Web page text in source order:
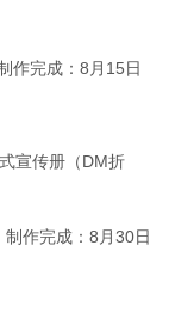
作完成：8月15日
宣传册（DM折
作完成：8月30日